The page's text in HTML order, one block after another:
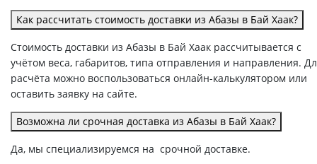
Как рассчитать стоимость доставки из Абазы в Бай Хаак?
Стоимость доставки из Абазы в Бай Хаак рассчитывается с
учётом веса, габаритов, типа отправления и направления.
расчёта можно воспользоваться онлайн-калькулятором или
оставить заявку на сайте.
Возможна ли срочная доставка из Абазы в Бай Хаак?
Да, мы специализируемся на срочной доставке.